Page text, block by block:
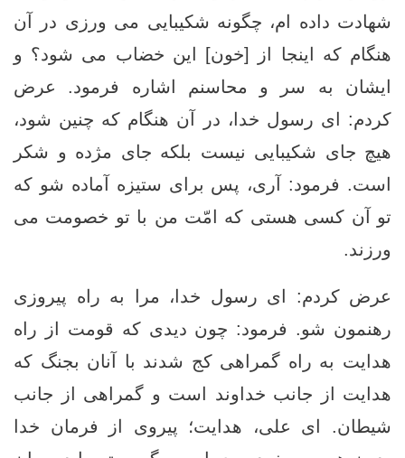
شهادت داده ­ام، چگونه شکیبایی می ­ورزی در آن
هنگام که اینجا از [خون] این خضاب می­ شود؟ و
ایشان به سر و محاسنم اشاره فرمود. عرض
کردم: ای رسول خدا، در آن هنگام که چنین شود،
هیچ جای شکیبایی نیست بلکه جای مژده و شکر
است. فرمود: آری، پس برای ستیزه آماده شو که
تو آن کسی هستی که امّت من با تو خصومت می
ورزند.
عرض کردم: ای رسول خدا، مرا به راه پیروزی
رهنمون شو. فرمود: چون دیدی که قومت از راه
هدایت به راه گمراهی کج شدند با آنان بجنگ که
هدایت از جانب خداوند است و گمراهی از جانب
شیطان. ای علی، هدایت؛ پیروی از فرمان خدا